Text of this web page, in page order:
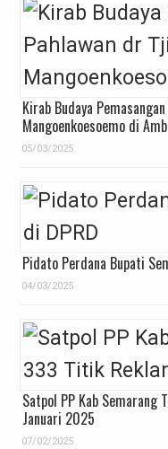
Kirab Budaya
Mangoenkoesoemo di
05/03/2025
Pidato Perdana Bupati
04/03/2025
Satpol PP Kab
Januari 2025
07/02/2025